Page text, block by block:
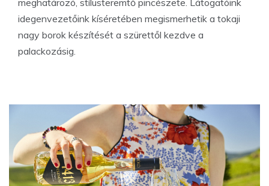
idegenvezetőink kíséretében megismerhetik a tokaji
nagy borok készítését a szürettől kezdve a
palackozásig.